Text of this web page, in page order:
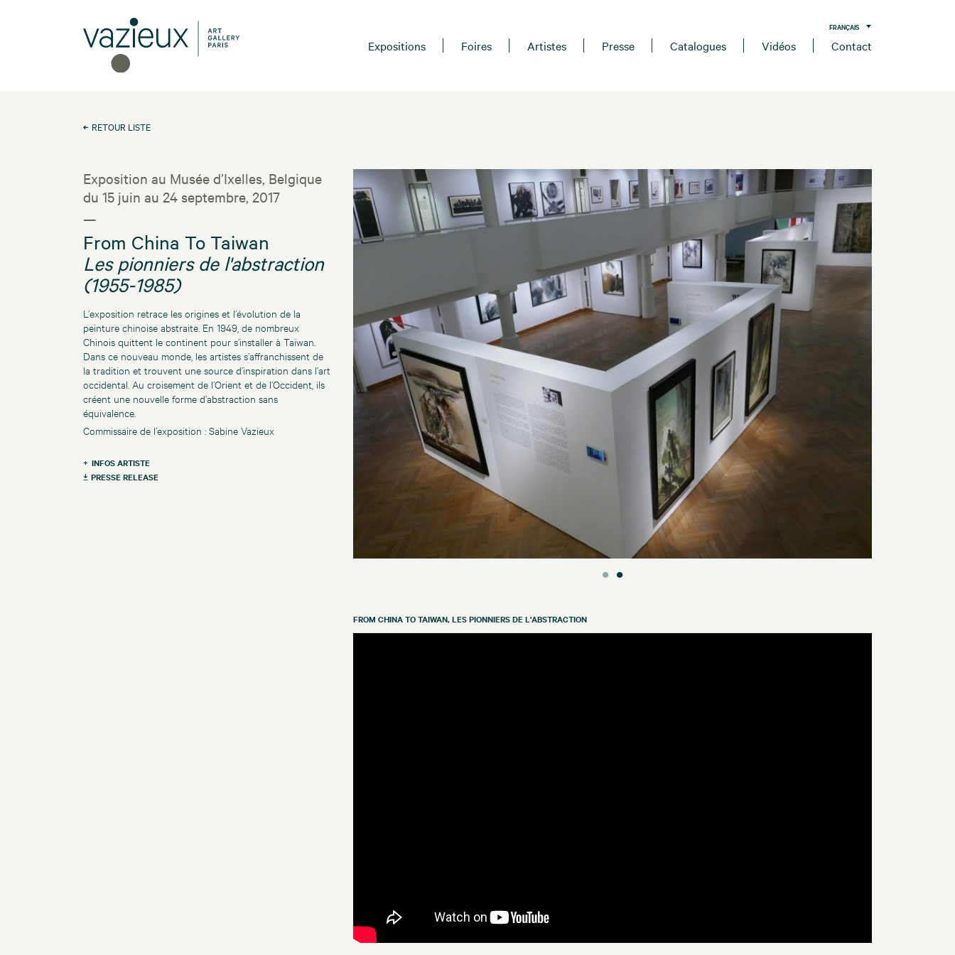
FRANÇAIS
Expositions Foires Artistes Presse Catalogues Vidéos Contact
RETOUR LISTE
Exposition au Musée d’Ixelles, Belgique
du 15 juin au 24 septembre, 2017
—
From China To Taiwan
Les pionniers de l'abstraction
(1955-1985)
L’exposition retrace les origines et l’évolution de la
peinture chinoise abstraite. En 1949, de nombreux
Chinois quittent le continent pour s’installer à Taïwan.
Dans ce nouveau monde, les artistes s’affranchissent de
la tradition et trouvent une source d’inspiration dans l’art
occidental. Au croisement de l’Orient et de l’Occident, ils
créent une nouvelle forme d’abstraction sans
équivalence.
Commissaire de l’exposition : Sabine Vazieux
INFOS ARTISTE
PRESSE RELEASE
FROM CHINA TO TAIWAN, LES PIONNIERS DE L'ABSTRACTION